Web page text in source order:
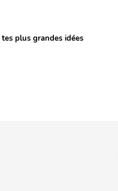
plus grandes idées